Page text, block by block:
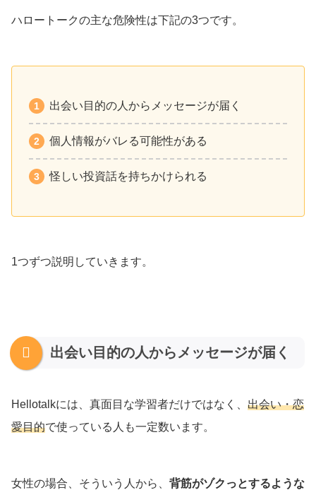
ハロートークの主な危険性は下記の3つです。
出会い目的の人からメッセージが届く
個人情報がバレる可能性がある
怪しい投資話を持ちかけられる
1つずつ説明していきます。
出会い目的の人からメッセージが届く
Hellotalkには、真面目な学習者だけではなく、 出会い・恋
愛目的で使っている人も一定数います。
女性の場合、そういう人から、 背筋がゾクっとするような